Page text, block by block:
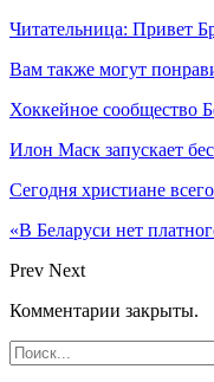
Читательница: Привет
Вам также могут
Хоккейное сообщество
Илон Маск запускает
Сегодня христиане
«В Беларуси нет
Prev Next
Комментарии закрыты.